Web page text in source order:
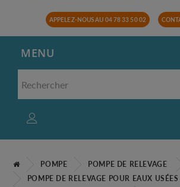
APPELEZ-NOUS AU 04 78 33 50 02
MENU
POMPE
POMPE DE RELEVAGE
POMPE DE RELEVAGE POUR EAUX USÉES